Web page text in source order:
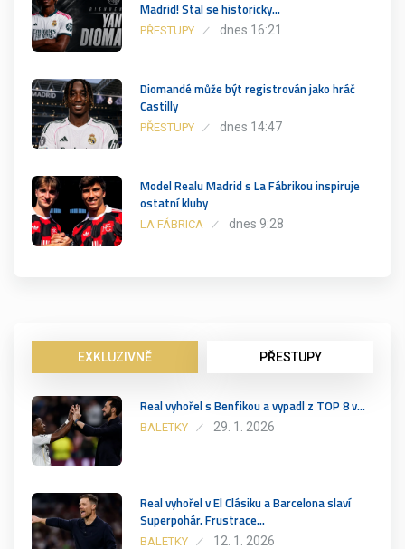
Madrid! Stal se historicky…
PŘESTUPY dnes 16:21
Diomandé může být registrován jako hráč
Castilly
PŘESTUPY dnes 14:47
Model Realu Madrid s La Fábrikou inspiruje
ostatní kluby
LA FÁBRICA dnes 9:28
EXKLUZIVNĚ PŘESTUPY
Real vyhořel s Benfikou a vypadl z TOP 8 v…
BALETKY 29. 1. 2026
Real vyhořel v El Clásiku a Barcelona slaví
Superpohár. Frustrace…
BALETKY 12. 1. 2026